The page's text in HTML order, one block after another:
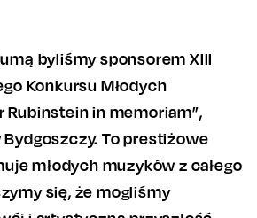
byliśmy sponsorem XIII
Konkursu Młodych
Rubinstein in memoriam”,
Bydgoszczy. To prestiżowe
młodych muzyków z całego
się, że mogliśmy